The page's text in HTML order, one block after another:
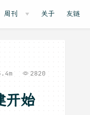
周刊 关于 友链
2820
始